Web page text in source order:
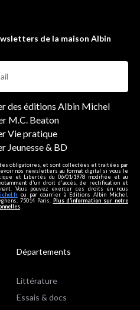
de la maison Albin
des éditions Albin Michel
M.C. Beaton
Vie pratique
Jeunesse & BD
obligatoires, et sont collectées et traitées par
nos newsletters au format digital si vous le
et Libertés du 06/01/1978 modifiée et au
d'un droit d'accès, de rectification et
Vous pouvez exercer ces droits en nous
ou par courrier à Editions Albin Michel,
75014 Paris. Plus d’information sur notre
Départements
Littérature
Essais & docs